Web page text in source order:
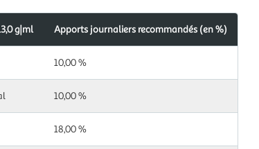
g|ml Apports journaliers recommandés (en %)
10,00 %
10,00 %
18,00 %